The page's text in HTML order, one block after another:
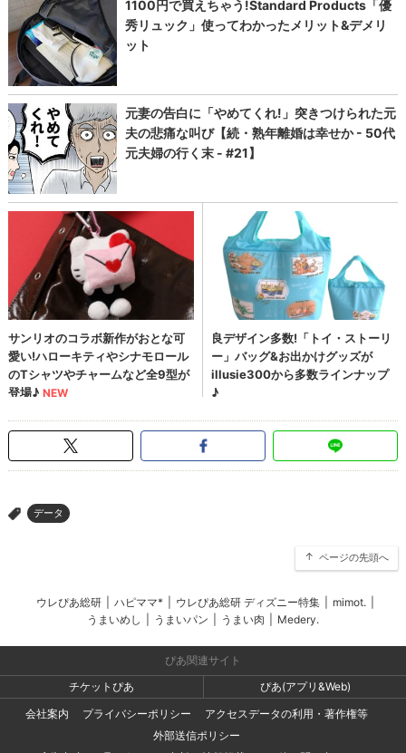
> データ
ページの先頭へ
ウレぴあ総研 ハピママ* ウレぴあ総研 ディズニー特集 mimot.
うまいめし
うまいパン うまい肉 Medery.
ぴあ関連サイト
チケットぴあ
ぴあ(アプリ&Web)
会社案内
プライバシーポリシー
アクセスデータの利用・著作権等
外部送信ポリシー